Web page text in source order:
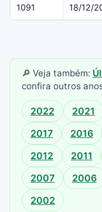
1091 18/12/
🔎 Veja também:
confira outros
2022 2021
2017
2016
2012
2011
2007
2006
2002